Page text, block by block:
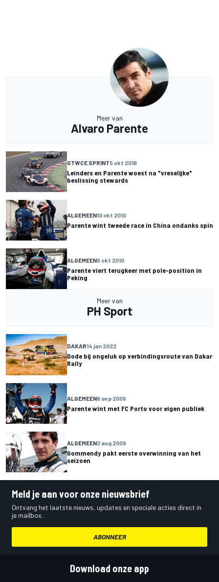
Meer van
Alvaro Parente
GTWCE SPRINT5 okt 2016
Leinders en Parente woest na "vreselijke"
beslissing stewards
ALGEMEEN10 okt 2010
Parente wint tweede race in China ondanks spin
ALGEMEEN9 okt 2010
Parente viert terugkeer met pole-position in
Peking
Meer van
PH Sport
DAKAR14 jan 2022
Dode bij ongeluk op verbindingsroute van Dakar
Rally
ALGEMEEN6 sep 2009
Parente wint met FC Porto voor eigen publiek
ALGEMEEN2 aug 2009
Gommendy pakt eerste overwinning van het
seizoen
Meld je aan voor onze nieuwsbrief
Ontvang het laatste nieuws, updates en speciale acties direct in
je mailbox.
ABONNEER
Download onze app